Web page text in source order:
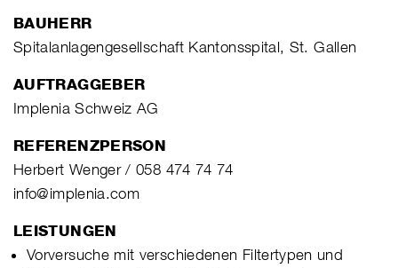
BAUHERR
Spitalanlagengesellschaft Kantonsspital, St. Gallen
AUFTRAGGEBER
Implenia Schweiz AG
REFERENZPERSON
Herbert Wenger / 058 474 74 74
info@implenia.com
LEISTUNGEN
Vorversuche mit verschiedenen Filtertypen und